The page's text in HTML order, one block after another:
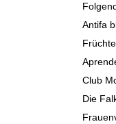
Antifa
Club
Die